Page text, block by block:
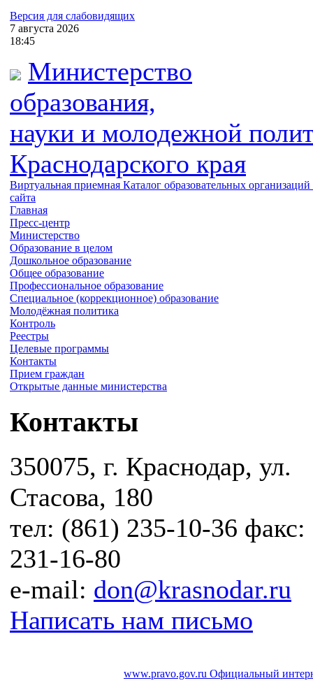
Версия для слабовидящих
7 августа 2026
18:45
Министерство
образования,
науки и молодежной
Краснодарского края
Виртуальная приемная Каталог образовательных организаций
сайта
Главная
Пресс-центр
Министерство
Образование в целом
Дошкольное образование
Общее образование
Профессиональное образование
Специальное (коррекционное) образование
Молодёжная политика
Контроль
Реестры
Целевые программы
Контакты
Прием граждан
Открытые данные министерства
Контакты
350075, г. Краснодар, ул.
Стасова, 180
тел: (861) 235-10-36
231-16-80
e-mail: don@krasnodar.ru
Написать нам письмо
www.pravo.gov.ru Официальный